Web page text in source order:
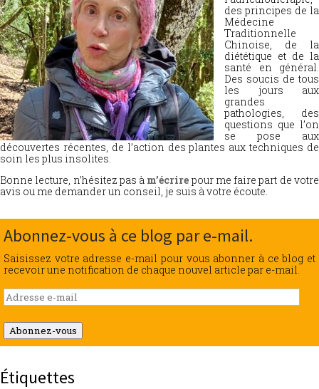
des principes de la
Médecine
Traditionnelle
Chinoise, de la
diététique et de la
santé en général.
Des soucis de tous
les jours aux
grandes
pathologies, des
questions que l’on
se pose aux
découvertes récentes, de l’action des plantes aux techniques de
soin les plus insolites.
Bonne lecture, n’hésitez pas à m’écrire pour me faire part de votre
avis ou me demander un conseil, je suis à votre écoute.
Abonnez-vous à ce blog par e-mail.
Saisissez votre adresse e-mail pour vous abonner à ce blog et
recevoir une notification de chaque nouvel article par e-mail.
Adresse
e-
mail
Abonnez-vous
Étiquettes